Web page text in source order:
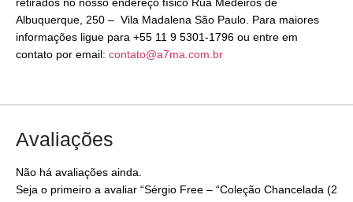
Albuquerque, 250 – Vila Madalena São Paulo. Para maiores
informações ligue para +55 11 9 5301-1796 ou entre em
contato por email: contato@a7ma.com.br
Avaliações
Não há avaliações ainda.
Seja o primeiro a avaliar “Sérgio Free – “Coleção Chancelada (2